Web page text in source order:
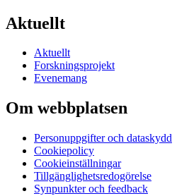
Aktuellt
Aktuellt
Forskningsprojekt
Evenemang
Om webbplatsen
Personuppgifter och dataskydd
Cookiepolicy
Cookieinställningar
Tillgänglighetsredogörelse
Synpunkter och feedback